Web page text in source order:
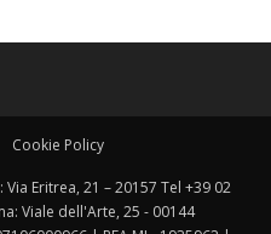
Cookie Policy
Eritrea, 21 – 20157 Tel +39 02
Viale dell'Arte, 25 - 00144